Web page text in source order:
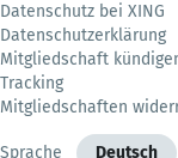
Datenschutz bei XING
Datenschutzerklärung
Mitgliedschaft
Tracking
Mitgliedschaften
Sprache Deutsch